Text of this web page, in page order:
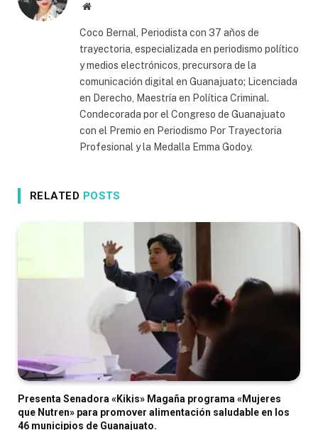
Website
Coco Bernal, Periodista con 37 años de
trayectoria, especializada en periodismo político
y medios electrónicos, precursora de la
comunicación digital en Guanajuato; Licenciada
en Derecho, Maestría en Política Criminal.
Condecorada por el Congreso de Guanajuato
con el Premio en Periodismo Por Trayectoria
Profesional y la Medalla Emma Godoy.
RELATED POSTS
Presenta Senadora «Kikis» Magaña programa «Mujeres
que Nutren» para promover alimentación saludable en los
46 municipios de Guanajuato.